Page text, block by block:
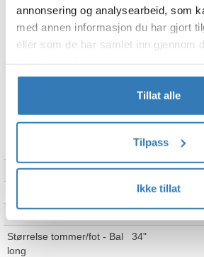
annonsering og analysearbeid, som
med annen informasjon du har gjort
eller som de har samlet inn gjennom
Tillat alle
Tilpass
Ikke tillat
Passer perfekt når du skal ha selskap,
annen fest og moro.
merkedager, temafest og alt i mellom.
TEKNISK
Merke
Folat
Sort
Størrelse tommer/fot - Bal
long
34"